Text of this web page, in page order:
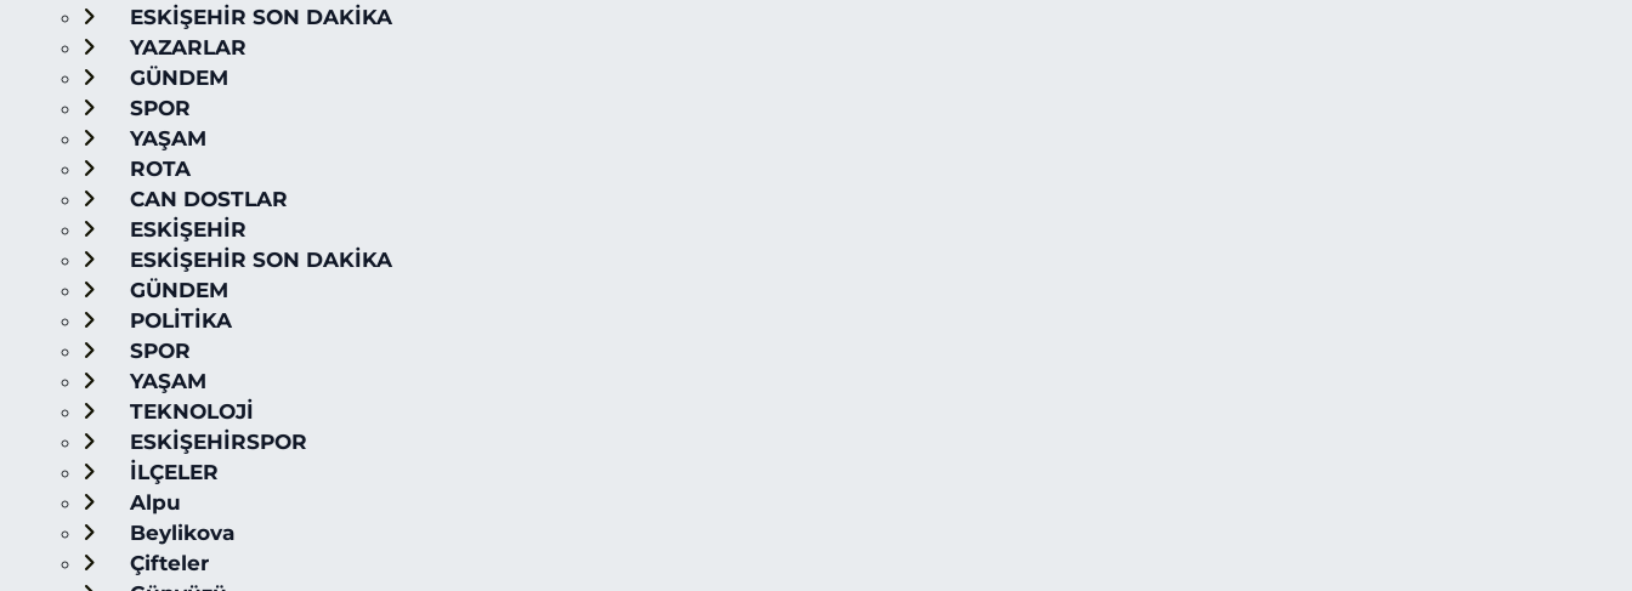
ESKİŞEHİR SON DAKİKA
YAZARLAR
GÜNDEM
SPOR
YAŞAM
ROTA
CAN DOSTLAR
ESKİŞEHİR
ESKİŞEHİR SON DAKİKA
GÜNDEM
POLİTİKA
SPOR
YAŞAM
TEKNOLOJİ
ESKİŞEHİRSPOR
İLÇELER
Alpu
Beylikova
Çifteler